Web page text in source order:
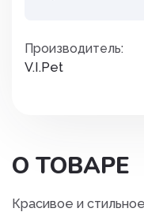
Производитель:
V.I.Pet
О ТОВАРЕ
Красивое и